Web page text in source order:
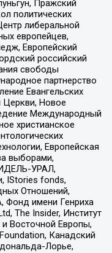
Пражский
политических
либеральной
европейцев,
Европейский
российский
свободы
партнерство
Евангельских
Церкви, Новое
Международный
христианское
Европейская
выборами,
УРАЛ,
IStories fonds,
Отношений,
имени Генриха
The Insider, Институт
Восточной Европы,
Канадский
Лорье,